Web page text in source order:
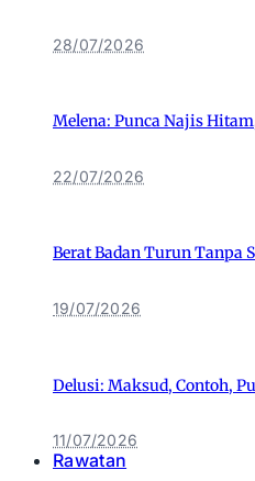
28/07/2026
Melena: Punca Najis
22/07/2026
Berat Badan Turun Tanpa
19/07/2026
Delusi: Maksud, Contoh,
11/07/2026
Rawatan